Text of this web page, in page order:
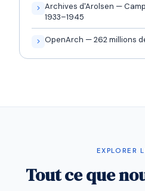
Archives d'Arolsen —
1933–1945
OpenArch — 262 millions
EXPLORER
Tout ce que